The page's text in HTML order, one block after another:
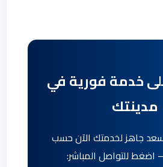
خدمة فورية في
مدينتك
جاهز لخدمتك الآن حسب
للتواصل المباشر: